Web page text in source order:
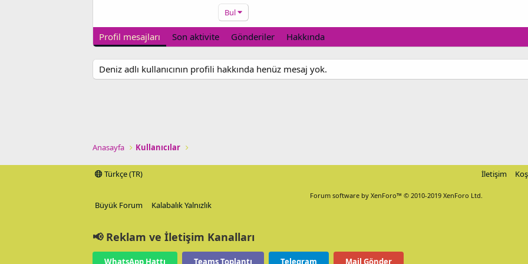
Bul
Profil mesajları Son aktivite Gönderiler Hakkında
Deniz adlı kullanıcının profili hakkında henüz mesaj yok.
Anasayfa Kullanıcılar
Türkçe (TR) İletişim
Forum software by XenForo™ © 2010-2019 XenForo Ltd.
Büyük Forum Kalabalık Yalnızlık
📢 Reklam ve İletişim Kanalları
WhatsApp Hattı Teams Toplantı Telegram Mail Gönder